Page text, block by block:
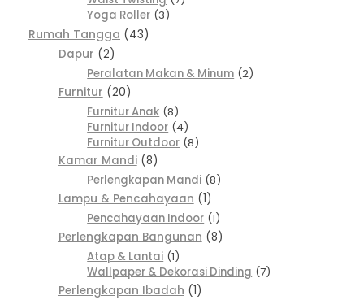
Yoga Roller 3
Rumah Tangga 43
Dapur
2
Peralatan Makan & Minum 2
Furnitur
20
Furnitur Anak 8
Furnitur Indoor 4
Furnitur Outdoor 8
Kamar Mandi 8
Perlengkapan Mandi 8
Lampu & Pencahayaan
1
Pencahayaan Indoor 1
Perlengkapan Bangunan
8
Atap & Lantai 1
Wallpaper & Dekorasi Dinding 7
Perlengkapan Ibadah
1